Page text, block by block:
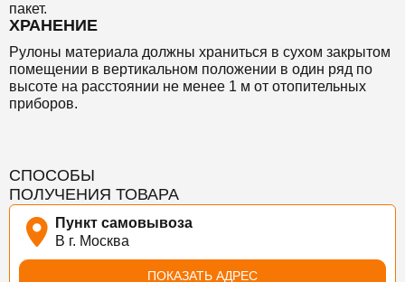
пакет.
ХРАНЕНИЕ
Рулоны материала должны храниться в сухом закрытом
помещении в вертикальном положении в один ряд по
высоте на расстоянии не менее 1 м от отопительных
приборов.
СПОСОБЫ
ПОЛУЧЕНИЯ ТОВАРА
Пункт самовывоза
В г. Москва
ПОКАЗАТЬ АДРЕС